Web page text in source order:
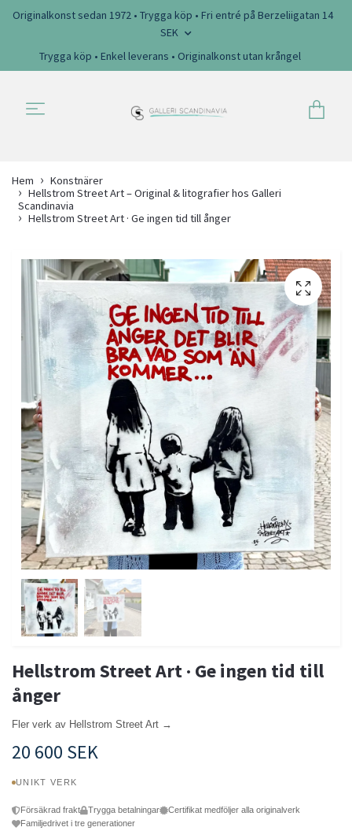
Originalkonst sedan 1972 • Trygga köp • Fri entré på Berzeliigatan 14
SEK
Trygga köp • Enkel leverans • Originalkonst utan krångel
Hem
Konstnärer
Hellstrom Street Art – Original & litografier hos Galleri
Scandinavia
Hellstrom Street Art · Ge ingen tid till ånger
Hellstrom Street Art · Ge ingen tid till
ånger
Fler verk av Hellstrom Street Art →
20 600 SEK
UNIKT VERK
Försäkrad frakt Trygga betalningar
Certifikat medföljer alla originalverk
Familjedrivet i tre generationer